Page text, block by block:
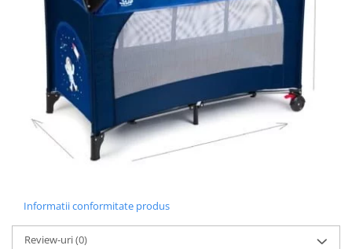
Informatii conformitate produs
Review-uri(0)